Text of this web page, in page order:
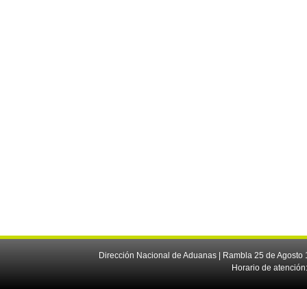
Dirección Nacional de Aduanas | Rambla 25 de
Horario de